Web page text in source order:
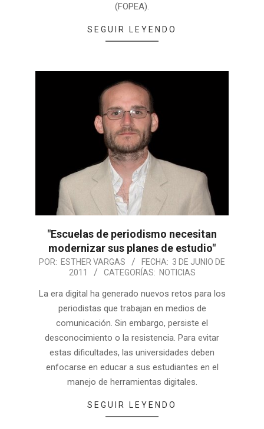
(FOPEA).
SEGUIR LEYENDO
"Escuelas de periodismo necesitan
modernizar sus planes de estudio"
POR: ESTHER VARGAS FECHA: 3 DE JUNIO DE
2011
CATEGORÍAS: NOTICIAS
La era digital ha generado nuevos retos para los
periodistas que trabajan en medios de
comunicación. Sin embargo, persiste el
desconocimiento o la resistencia. Para evitar
estas dificultades, las universidades deben
enfocarse en educar a sus estudiantes en el
manejo de herramientas digitales.
SEGUIR LEYENDO